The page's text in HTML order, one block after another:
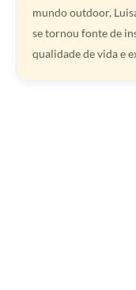
mundo outdoor,
se tornou fonte de
qualidade de vida e